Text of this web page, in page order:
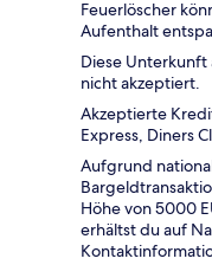
Feuerlöscher
Aufenthalt
Diese
nicht akzeptiert.
Akzeptierte
Express, Diners
Aufgrund
Höhe von 5000
erhältst du auf